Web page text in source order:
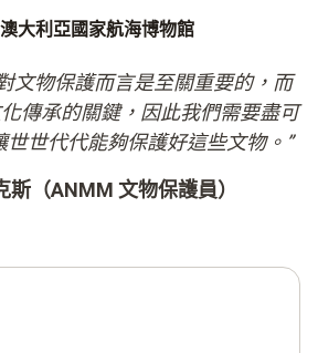
大利亞國家航海博物館
文物保護而言是至關重要的，而
傳承的關鍵，因此我們需要盡可
世世代代能夠保護好這些文物。”
斯（ANMM 文物保護員）